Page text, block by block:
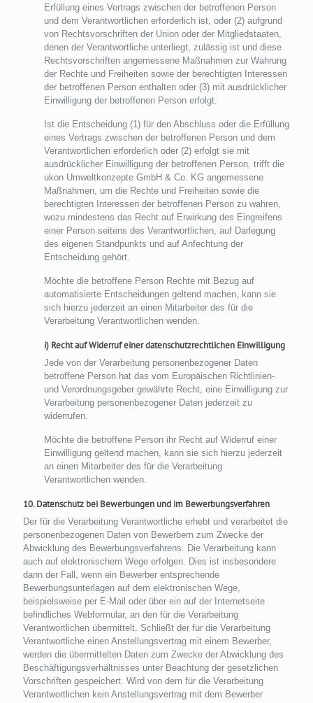
Erfüllung eines Vertrags zwischen der betroffenen Person
und dem Verantwortlichen erforderlich ist, oder (2) aufgrund
von Rechtsvorschriften der Union oder der Mitgliedstaaten,
denen der Verantwortliche unterliegt, zulässig ist und diese
Rechtsvorschriften angemessene Maßnahmen zur Wahrung
der Rechte und Freiheiten sowie der berechtigten Interessen
der betroffenen Person enthalten oder (3) mit ausdrücklicher
Einwilligung der betroffenen Person erfolgt.
Ist die Entscheidung (1) für den Abschluss oder die Erfüllung
eines Vertrags zwischen der betroffenen Person und dem
Verantwortlichen erforderlich oder (2) erfolgt sie mit
ausdrücklicher Einwilligung der betroffenen Person, trifft die
ukon Umweltkonzepte GmbH & Co. KG angemessene
Maßnahmen, um die Rechte und Freiheiten sowie die
berechtigten Interessen der betroffenen Person zu wahren,
wozu mindestens das Recht auf Erwirkung des Eingreifens
einer Person seitens des Verantwortlichen, auf Darlegung
des eigenen Standpunkts und auf Anfechtung der
Entscheidung gehört.
Möchte die betroffene Person Rechte mit Bezug auf
automatisierte Entscheidungen geltend machen, kann sie
sich hierzu jederzeit an einen Mitarbeiter des für die
Verarbeitung Verantwortlichen wenden.
i) Recht auf Widerruf einer datenschutzrechtlichen Einwilligung
Jede von der Verarbeitung personenbezogener Daten
betroffene Person hat das vom Europäischen Richtlinien-
und Verordnungsgeber gewährte Recht, eine Einwilligung zur
Verarbeitung personenbezogener Daten jederzeit zu
widerrufen.
Möchte die betroffene Person ihr Recht auf Widerruf einer
Einwilligung geltend machen, kann sie sich hierzu jederzeit
an einen Mitarbeiter des für die Verarbeitung
Verantwortlichen wenden.
10. Datenschutz bei Bewerbungen und im Bewerbungsverfahren
Der für die Verarbeitung Verantwortliche erhebt und verarbeitet die
personenbezogenen Daten von Bewerbern zum Zwecke der
Abwicklung des Bewerbungsverfahrens. Die Verarbeitung kann
auch auf elektronischem Wege erfolgen. Dies ist insbesondere
dann der Fall, wenn ein Bewerber entsprechende
Bewerbungsunterlagen auf dem elektronischen Wege,
beispielsweise per E-Mail oder über ein auf der Internetseite
befindliches Webformular, an den für die Verarbeitung
Verantwortlichen übermittelt. Schließt der für die Verarbeitung
Verantwortliche einen Anstellungsvertrag mit einem Bewerber,
werden die übermittelten Daten zum Zwecke der Abwicklung des
Beschäftigungsverhältnisses unter Beachtung der gesetzlichen
Vorschriften gespeichert. Wird von dem für die Verarbeitung
Verantwortlichen kein Anstellungsvertrag mit dem Bewerber